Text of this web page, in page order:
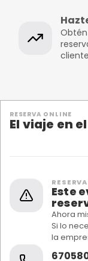
RESERVA ONLINE
El viaje en
Este
Ahora
Si lo
la